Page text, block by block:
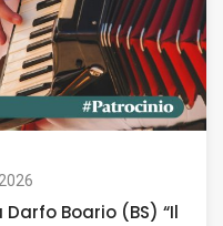
Darfo Boario (BS) “Il